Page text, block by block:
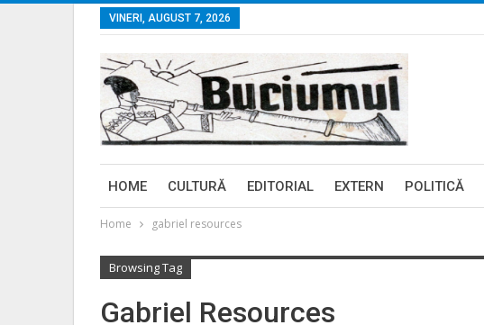
VINERI, AUGUST 7, 2026
HOME CULTURĂ EDITORIAL EXTERN POLITICĂ
Home gabriel resources
Browsing Tag
Gabriel Resources